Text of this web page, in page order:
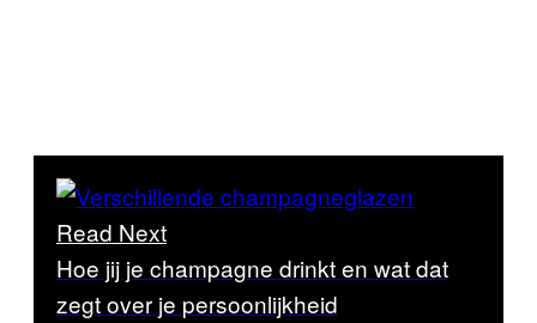
Read Next
Hoe jij je champagne drinkt en wat dat
zegt over je persoonlijkheid